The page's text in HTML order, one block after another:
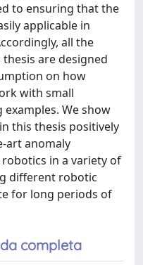
to ensuring that the
applicable in
all the
are designed
on how
with small
We show
this thesis positively
art anomaly
in a variety of
different robotic
for long periods of
completa